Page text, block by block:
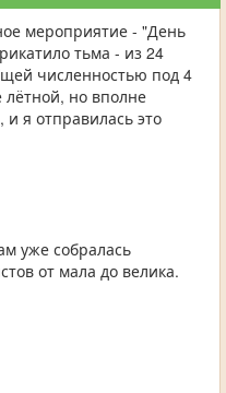
мероприятие - "День
тьма - из 24
численностью под 4
но вполне
я отправилась это
уже собралась
от мала до велика.